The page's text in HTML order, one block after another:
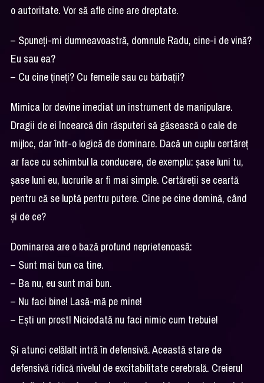
o autoritate. Vor să afle cine are dreptate.
– Spuneți-mi dumneavoastră, domnule Radu, cine-i de vină?
Eu sau ea?
– Cu cine țineți? Cu femeile sau cu bărbații?
Mimica lor devine imediat un instrument de manipulare.
Dragii de ei încearcă din răsputeri să găsească o cale de
mijloc, dar într-o logică de dominare. Dacă un cuplu certăreț
ar face cu schimbul la conducere, de exemplu: șase luni tu,
șase luni eu, lucrurile ar fi mai simple. Certăreții se ceartă
pentru că se luptă pentru putere. Cine pe cine domină, când
și de ce?
Dominarea are o bază profund neprietenoasă:
– Sunt mai bun ca tine.
– Ba nu, eu sunt mai bun.
– Nu faci bine! Lasă-mă pe mine!
– Ești un prost! Niciodată nu faci nimic cum trebuie!
Și atunci celălalt intră în defensivă. Această stare de
defensivă ridică nivelul de excitabilitate cerebrală. Creierul